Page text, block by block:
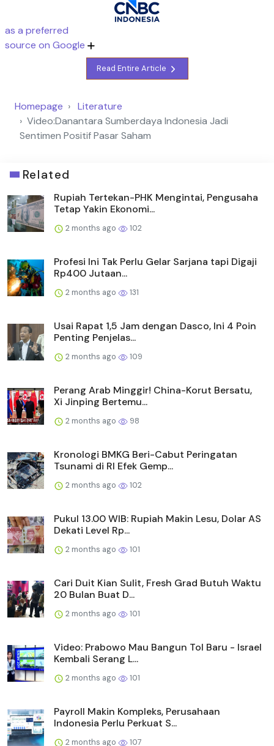
as a preferred
source on Google
Read Entire Article
Homepage
Literature
Video:Danantara Sumberdaya Indonesia Jadi
Sentimen Positif Pasar Saham
Related
Rupiah Tertekan-PHK Mengintai, Pengusaha
Tetap Yakin Ekonomi...
2 months ago 102
Profesi Ini Tak Perlu Gelar Sarjana tapi Digaji
Rp400 Jutaan...
2 months ago 131
Usai Rapat 1,5 Jam dengan Dasco, Ini 4 Poin
Penting Penjelas...
2 months ago 109
Perang Arab Minggir! China-Korut Bersatu,
Xi Jinping Bertemu...
2 months ago 98
Kronologi BMKG Beri-Cabut Peringatan
Tsunami di RI Efek Gemp...
2 months ago 102
Pukul 13.00 WIB: Rupiah Makin Lesu, Dolar AS
Dekati Level Rp...
2 months ago 101
Cari Duit Kian Sulit, Fresh Grad Butuh Waktu
20 Bulan Buat D...
2 months ago 101
Video: Prabowo Mau Bangun Tol Baru - Israel
Kembali Serang L...
2 months ago 101
Payroll Makin Kompleks, Perusahaan
Indonesia Perlu Perkuat S...
2 months ago 107